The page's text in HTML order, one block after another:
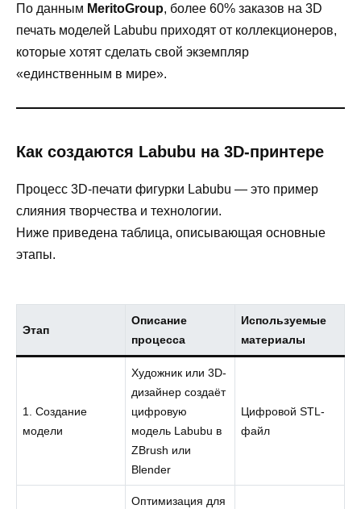
По данным MeritoGroup, более 60% заказов на 3D
печать моделей Labubu приходят от коллекционеров,
которые хотят сделать свой экземпляр
«единственным в мире».
Как создаются Labubu на 3D-принтере
Процесс 3D-печати фигурки Labubu — это пример
слияния творчества и технологии.
Ниже приведена таблица, описывающая основные
этапы.
Этап
Описание
процесса
Используемые
материалы
1. Создание
модели
Художник или 3D-
дизайнер создаёт
цифровую
модель Labubu в
ZBrush или
Blender
Цифровой STL-
файл
Оптимизация для